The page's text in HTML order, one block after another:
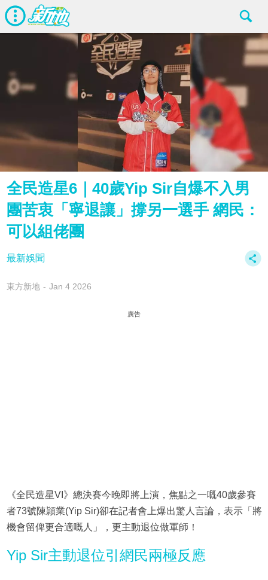
全民造星6｜40歲Yip Sir自爆不入男
團苦衷「寧退讓」撐另一選手 網民：
可以組佬團
最新娛聞
東方新地 Jan 4 2026
廣告
《全民造星VI》總決賽今晚即將上演，焦點之一嘅40歲參賽
者73號陳頴業(Yip Sir)卻在記者會上爆出驚人言論，表示「將
機會留俾更合適嘅人」，更主動退位做軍師！
Yip Sir主動退位引網民兩極反應